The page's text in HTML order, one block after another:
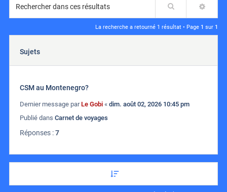
Rechercher
La recherche a retourné 1 résultat • Page 1 sur 1
Sujets
CSM au Montenegro?
Dernier message par Le Gobi « dim. août 02, 2026 10:45 pm
Publié dans Carnet de voyages
Réponses :7